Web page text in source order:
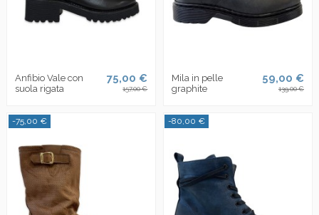
Anfibio Vale con
suola rigata
75,00 €
157,00 €
Mila in pelle
graphite
59,00 €
139,00 €
-75,00 € -80,00 €